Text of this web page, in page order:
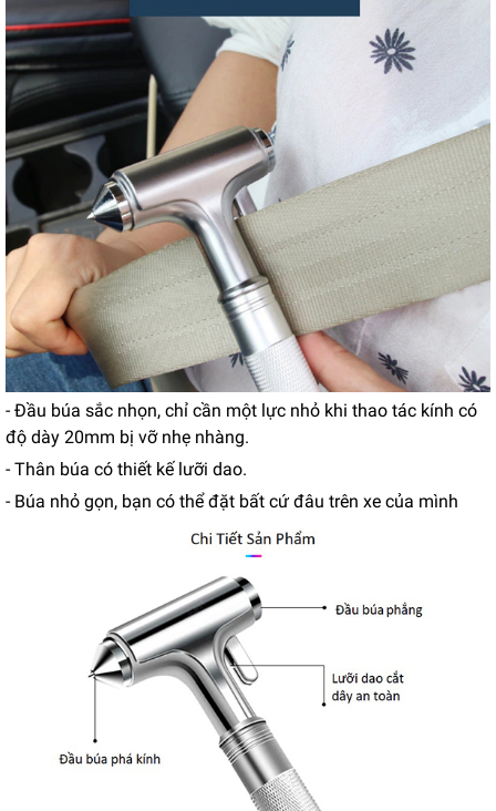
- Đầu búa sắc nhọn, chỉ cần một lực nhỏ khi thao tác kính có
độ dày 20mm bị vỡ nhẹ nhàng.
- Thân búa có thiết kế lưỡi dao.
- Búa nhỏ gọn, bạn có thể đặt bất cứ đâu trên xe của mình